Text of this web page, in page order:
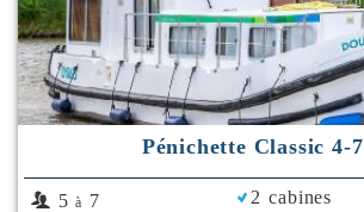
Pénichette Classic 4-7
5 à 7 2 cabines